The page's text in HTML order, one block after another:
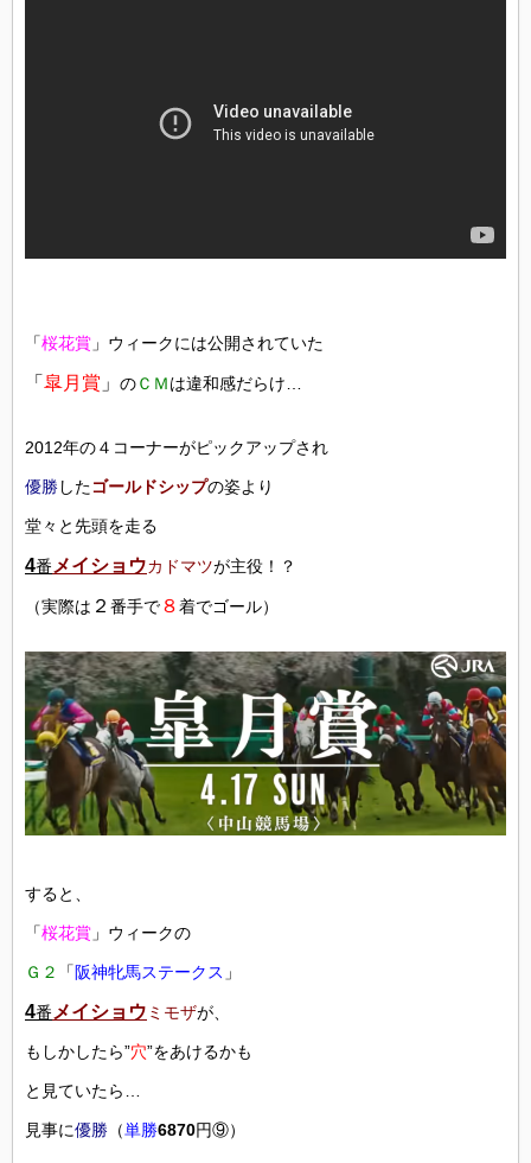
「桜花賞 」ウィークには公開されていた
「 皐月賞 」 のＣＭは違和感だらけ…
2012年の４コーナーがピックアップされ
優勝したゴールドシップの姿より
堂々と先頭を走る
4番 メイショウカドマツが主役！？
（実際は ２ 番手で８着でゴール）
すると、
「桜花賞 」ウィークの
Ｇ２ 「阪神牝馬ステークス 」
4番 メイショウ ミモザが、
もしかしたら”穴”をあけるかも
と見ていたら…
見事に優勝 （単勝6870円⑨）